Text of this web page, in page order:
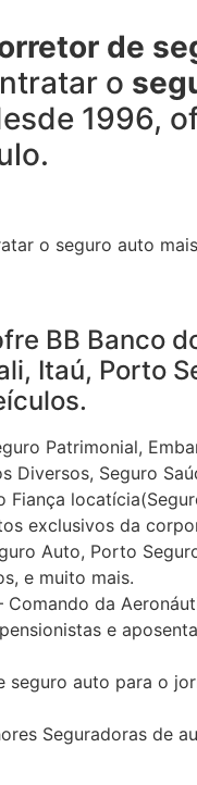
de
o
1996,
o seguro auto
BB Banco
Itaú, Porto
Patrimonial,
Diversos, Seguro
Fiança
exclusivos da
Auto, Porto
e muito mais.
da
e
seguro auto para o
Seguradoras de